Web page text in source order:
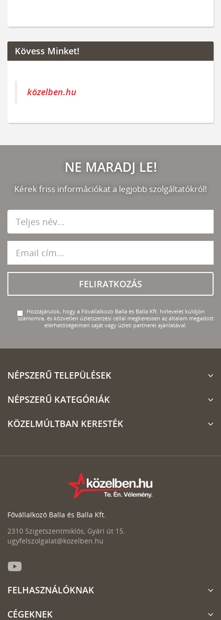
Kövess Minket!
közelben.hu
NE MARADJ LE!
Kérek friss információkat a legjobb szolgáltatókról!
FELIRATKOZÁS
Hozzájárulok, hogy a Fővállalkozó Balla és Balla Kft. hírlevelet küldjön
számomra, és közvetlen üzletszerzési céllal megkeressen az általam megadott
elérhetőségeimen saját vagy üzleti partnerei ajánlatával.
NÉPSZERŰ TELEPÜLÉSEK
NÉPSZERŰ KATEGÓRIÁK
KÖZELMÚLTBAN KERESTÉK
Fővállalkozó Balla és Balla Kft.
2310 Szigetszentmiklós, Gyári út 15.
ugyfelszolgalat@kozelben.hu
FELHASZNÁLÓKNAK
CÉGEKNEK